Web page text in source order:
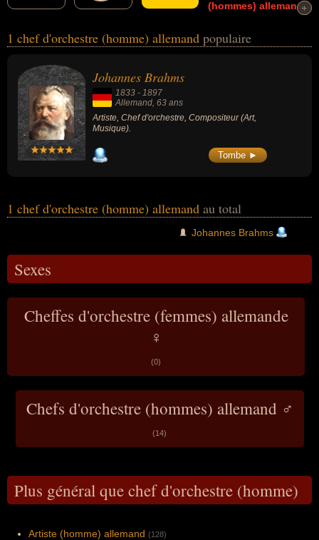
(hommes) allemand
Johannes Brahms... Ces personnalités (de sexe masculin) peuvent
Ces célébrités peuvent également avoir été artiste ou compositeur.
+
+
1 chef d'orchestre (homme) allemand populaire
Johannes Brahms
1833 - 1897
Allemand, 63 ans
Artiste, Chef d'orchestre, Compositeur (Art,
Musique).
Tombe ►
1 chef d'orchestre (homme) allemand au total
Johannes Brahms
Sexes
Cheffes d'orchestre (femmes) allemande
♀
(0)
Chefs d'orchestre (hommes) allemand ♂
(14)
Plus général que chef d'orchestre (homme)
Artiste (homme) allemand (128)